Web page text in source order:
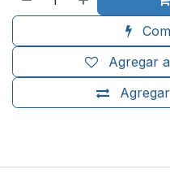
Agregar